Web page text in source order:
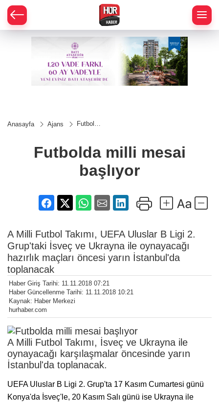
Anasayfa Ajans
Futbolda
başlıyor
Futbolda milli mesai
başlıyor
A Milli Futbol Takımı, UEFA Uluslar B Ligi 2.
Grup'taki İsveç ve Ukrayna ile oynayacağı
hazırlık maçları öncesi yarın İstanbul'da
toplanacak
Haber Giriş Tarihi: 11.11.2018 07:21
Haber Güncellenme Tarihi: 11.11.2018 10:21
Kaynak: Haber Merkezi
hurhaber.com
A Milli Futbol Takımı, İsveç ve Ukrayna ile
oynayacağı karşılaşmalar öncesinde yarın
İstanbul'da toplanacak.
UEFA Uluslar B Ligi 2. Grup'ta 17 Kasım Cumartesi günü
Konya'da İsveç'le, 20 Kasım Salı günü ise Ukrayna ile